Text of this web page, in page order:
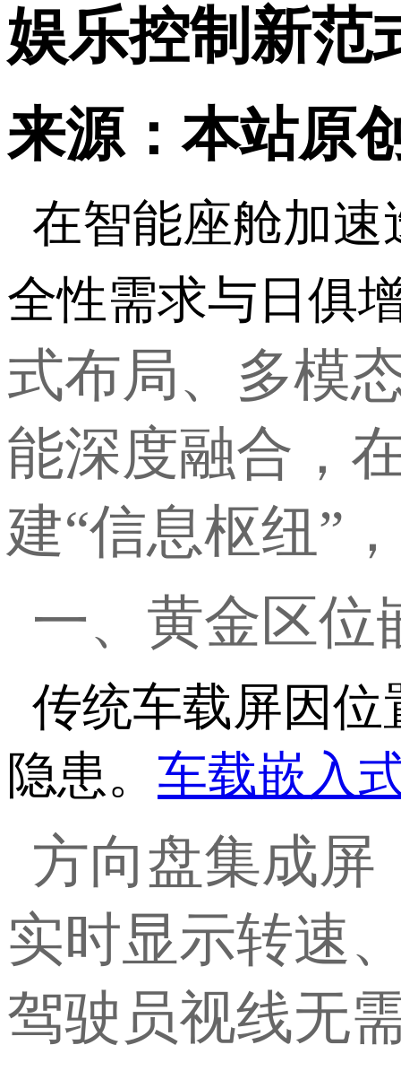
娱乐控制新范
来源：本站原
在智能座舱加
全性需求与日俱
式布局、多模
能深度融合，
建“信息枢纽”
一、黄金区位
传统车载屏因
隐患。 车载嵌入
方向盘集成屏
实时显示转速
驾驶员视线无